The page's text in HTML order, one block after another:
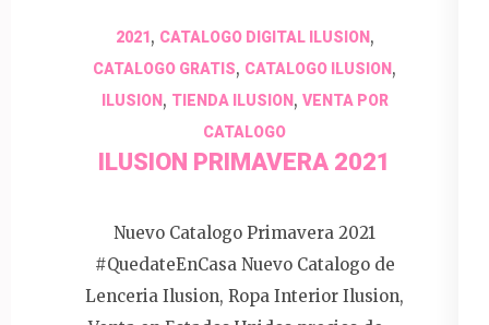
2021, CATALOGO DIGITAL ILUSION,
CATALOGO GRATIS, CATALOGO ILUSION,
ILUSION, TIENDA ILUSION, VENTA POR
CATALOGO
ILUSION PRIMAVERA 2021
Nuevo Catalogo Primavera 2021
#QuedateEnCasa Nuevo Catalogo de
Lenceria Ilusion, Ropa Interior Ilusion,